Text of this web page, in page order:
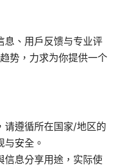
息、用户反馈与专业评
势，力求为你提供一个
请遵循所在国家/地区的
安全。
信息分享用途，实际使